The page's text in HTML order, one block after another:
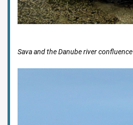
Sava and the Danube river confluence